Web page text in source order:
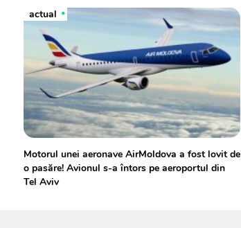
actual
Motorul unei aeronave AirMoldova a fost lovit de
o pasăre! Avionul s-a întors pe aeroportul din
Tel Aviv